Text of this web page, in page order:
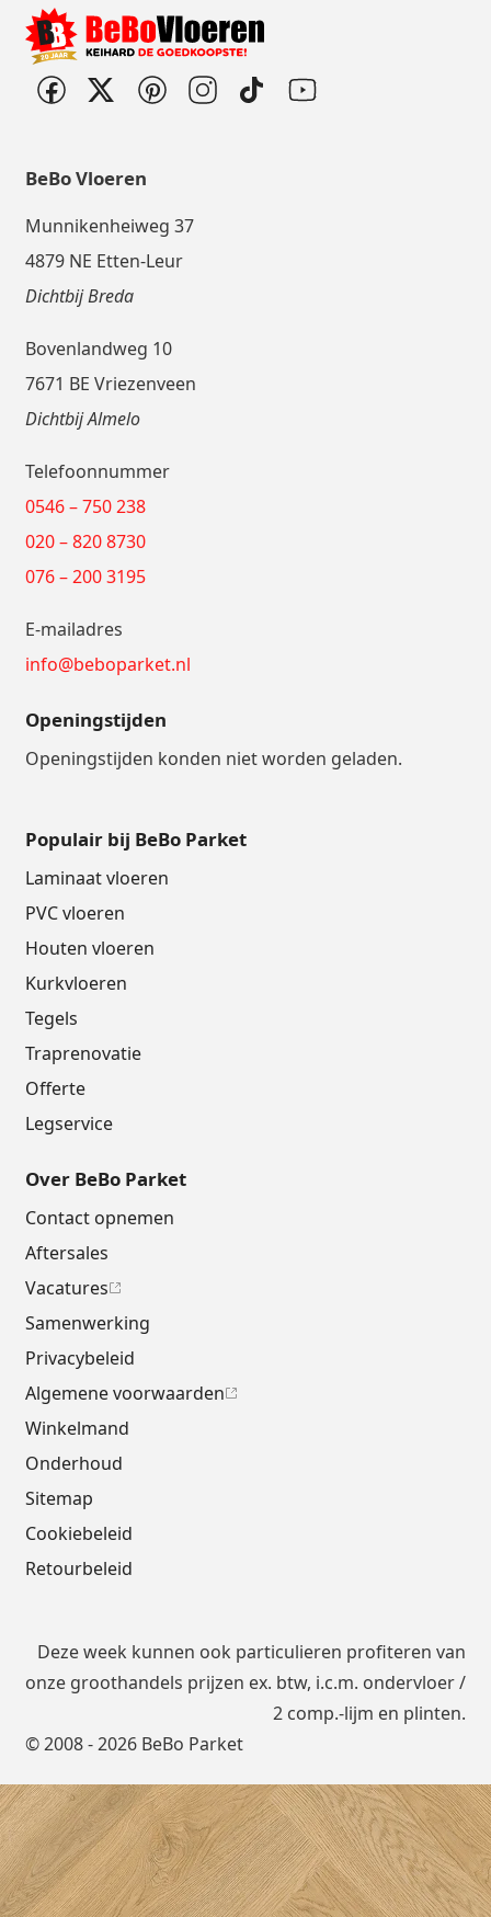
BeBo Vloeren
Munnikenheiweg 37
4879 NE Etten-Leur
Dichtbij Breda
Bovenlandweg 10
7671 BE Vriezenveen
Dichtbij Almelo
Telefoonnummer
0546 – 750 238
020 – 820 8730
076 – 200 3195
E-mailadres
info@beboparket.nl
Openingstijden
Openingstijden konden niet worden geladen.
Populair bij BeBo Parket
Laminaat vloeren
PVC vloeren
Houten vloeren
Kurkvloeren
Tegels
Traprenovatie
Offerte
Legservice
Over BeBo Parket
Contact opnemen
Aftersales
Vacatures
Samenwerking
Privacybeleid
Algemene voorwaarden
Winkelmand
Onderhoud
Sitemap
Cookiebeleid
Retourbeleid
© 2008 - 2026 BeBo Parket
Deze week kunnen ook particulieren profiteren van
onze groothandels prijzen ex. btw, i.c.m. ondervloer/
2 comp.-lijm en plinten.